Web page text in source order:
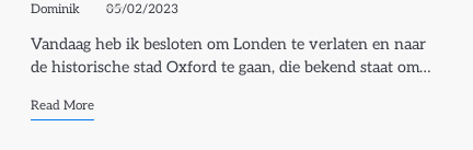
Dominik 05/02/2023
Vandaag heb ik besloten om Londen te verlaten en naar
de historische stad Oxford te gaan, die bekend staat om…
Read More